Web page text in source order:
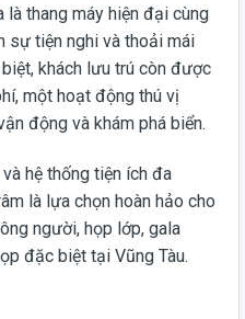
thang máy hiện đại cùng
sự tiện nghi và thoải mái
khách lưu trú còn được
một hoạt động thú vị
động và khám phá biển.
hệ thống tiện ích đa
là lựa chọn hoàn hảo cho
người, họp lớp, gala
đặc biệt tại Vũng Tàu.